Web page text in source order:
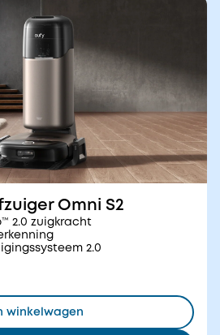
Omni S2
2.0 zuigkracht
2.0
winkelwagen